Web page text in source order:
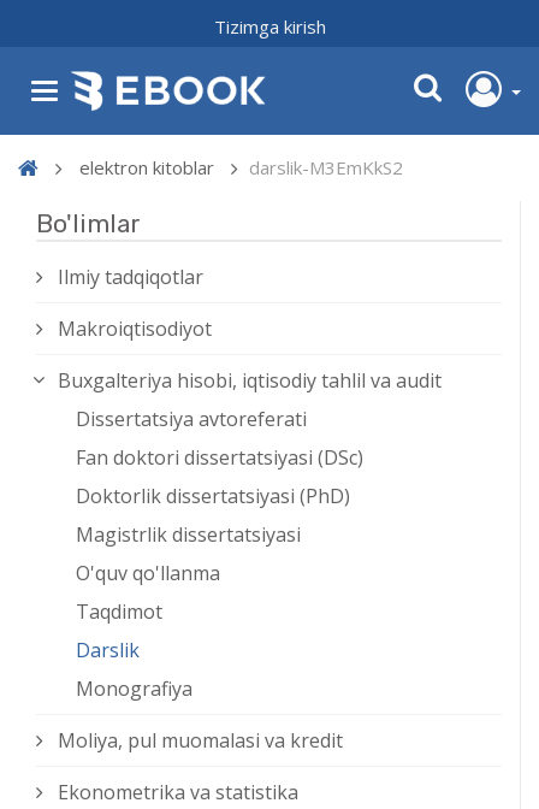
Tizimga kirish
elektron kitoblar darslik-M3EmKkS2
Bo'limlar
Ilmiy tadqiqotlar
Makroiqtisodiyot
Buxgalteriya hisobi, iqtisodiy tahlil va audit
Dissertatsiya avtoreferati
Fan doktori dissertatsiyasi (DSc)
Doktorlik dissertatsiyasi (PhD)
Magistrlik dissertatsiyasi
O'quv qo'llanma
Taqdimot
Darslik
Monografiya
Moliya, pul muomalasi va kredit
Ekonometrika va statistika